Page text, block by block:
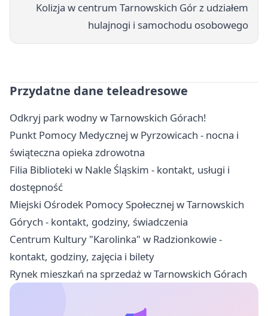
Kolizja w centrum Tarnowskich Gór z udziałem
hulajnogi i samochodu osobowego
Przydatne dane teleadresowe
Odkryj park wodny w Tarnowskich Górach!
Punkt Pomocy Medycznej w Pyrzowicach - nocna i
świąteczna opieka zdrowotna
Filia Biblioteki w Nakle Śląskim - kontakt, usługi i
dostępność
Miejski Ośrodek Pomocy Społecznej w Tarnowskich
Górych - kontakt, godziny, świadczenia
Centrum Kultury "Karolinka" w Radzionkowie -
kontakt, godziny, zajęcia i bilety
Rynek mieszkań na sprzedaż w Tarnowskich Górach